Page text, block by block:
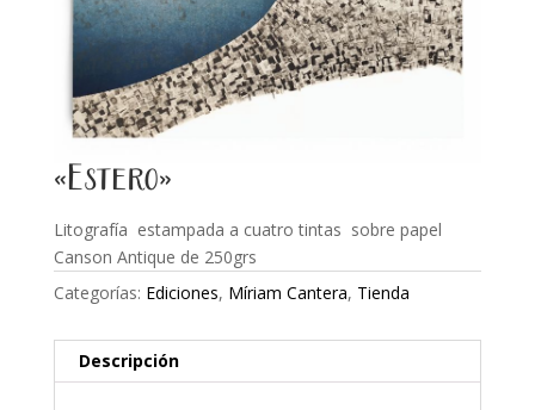
«Estero»
Litografía estampada a cuatro tintas sobre papel
Canson Antique de 250grs
Categorías: Ediciones, Míriam Cantera, Tienda
Descripción